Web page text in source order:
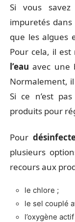
Si vous
impuretés dans
que les algues
Pour cela, il est
l’eauavec une
Normalement,
Si ce n’est
produits pour
Pour
plusieurs
recours aux
le chlore ;
le sel couplé
l’oxygène